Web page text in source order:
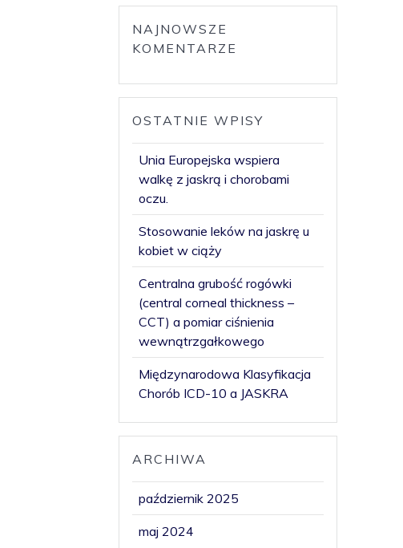
NAJNOWSZE
KOMENTARZE
OSTATNIE WPISY
Unia Europejska wspiera
walkę z jaskrą i chorobami
oczu.
Stosowanie leków na jaskrę u
kobiet w ciąży
Centralna grubość rogówki
(central corneal thickness –
CCT) a pomiar ciśnienia
wewnątrzgałkowego
Międzynarodowa Klasyfikacja
Chorób ICD-10 a JASKRA
ARCHIWA
październik 2025
maj 2024